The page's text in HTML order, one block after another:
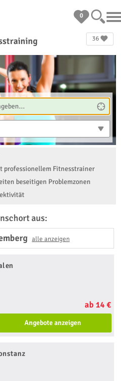
0
36
Fitnesstrainer
beseitigen Problemzonen
aus:
alle anzeigen
ab 14 €
Angebote anzeigen